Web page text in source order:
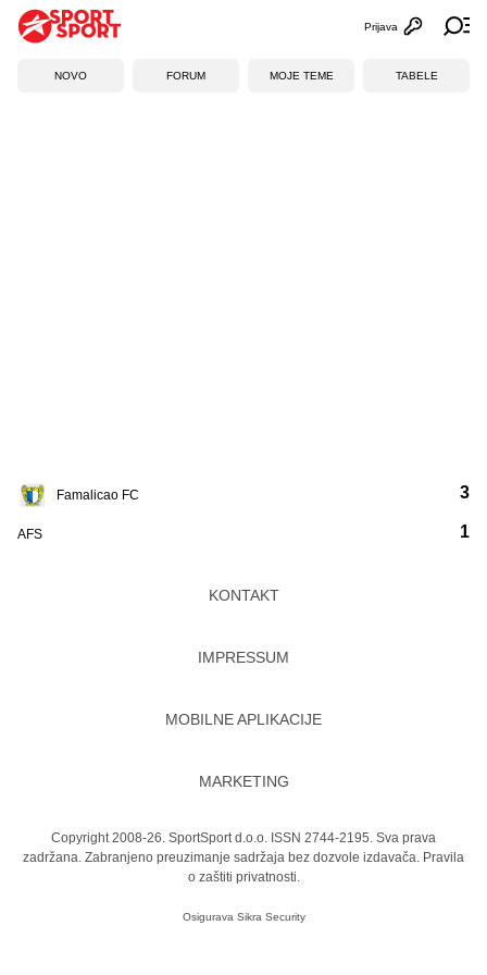
Otvori
Prijava
NOVO FORUM MOJE TEME TABELE
Famalicao FC
AFS
3
1
KONTAKT
IMPRESSUM
MOBILNE APLIKACIJE
MARKETING
Copyright 2008-26. SportSport d.o.o. ISSN 2744-2195. Sva prava
zadržana. Zabranjeno preuzimanje sadržaja bez dozvole izdavača. Pravila
o zaštiti privatnosti.
Osigurava Sikra Security